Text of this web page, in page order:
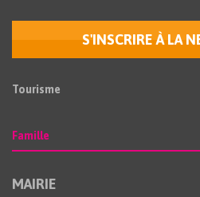
S'INSCRIRE À LA
Tourisme
Famille
MAIRIE